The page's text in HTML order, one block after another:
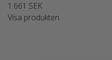
1.661 SEK
Visa produkten